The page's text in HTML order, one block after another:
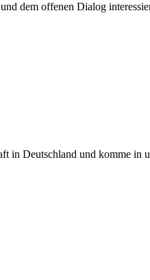
dem offenen Dialog
in Deutschland und komme in